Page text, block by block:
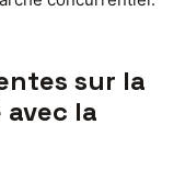
sur la
la